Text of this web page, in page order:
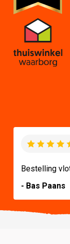
Bestelling
- Bas Paans